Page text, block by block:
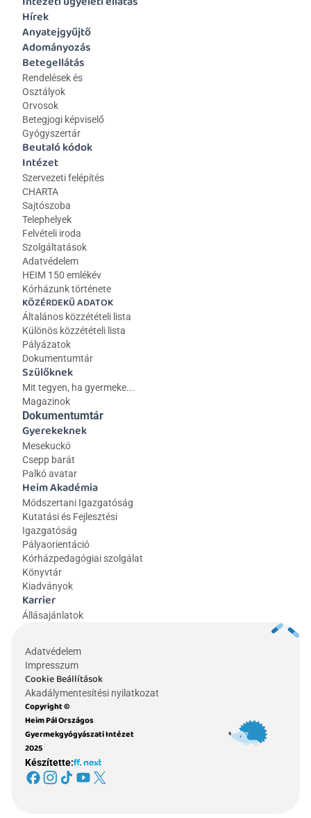
Hírek
Anyatejgyűjtő
Adományozás
Betegellátás
Rendelések és
Osztályok
Orvosok
Betegjogi képviselő
Gyógyszertár
Beutaló kódok
Intézet
Szervezeti felépítés
CHARTA
Sajtószoba
Telephelyek
Felvételi iroda
Szolgáltatások
Adatvédelem
HEIM 150 emlékév
Kórházunk története
KÖZÉRDEKŰ ADATOK
Általános közzétételi lista
Különös közzétételi lista
Pályázatok
Dokumentumtár
Szülőknek
Mit tegyen, ha gyermeke...
Magazinok
Gyerekeknek
Mesekuckó
Csepp barát
Palkó avatar
Heim Akadémia
Módszertani Igazgatóság
Kutatási és Fejlesztési
Igazgatóság
Pályaorientáció
Kórházpedagógiai szolgálat
Könyvtár
Kiadványok
Karrier
Állásajánlatok
Dokumentumtár
Adatvédelem
Impresszum
Cookie Beállítások
Akadálymentesítési nyilatkozat
Copyright ©
Heim Pál Országos
Gyermekgyógyászati Intézet
2025
Készítette: